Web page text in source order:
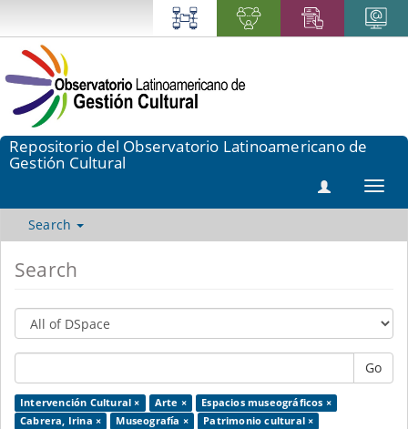
Repositorio del Observatorio Latinoamericano de
Gestión Cultural
Search
Search
Go
Intervención Cultural × Arte ×
Espacios museográficos ×
Cabrera, Irina ×
Museografía × Patrimonio cultural ×